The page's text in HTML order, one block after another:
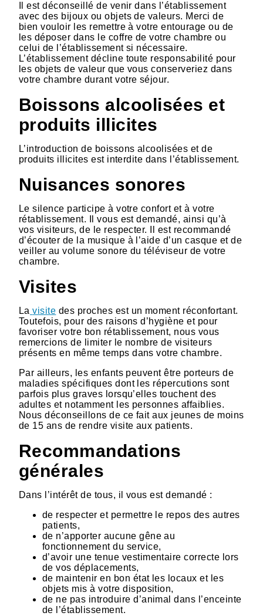
Il est déconseillé de venir dans l’établissement
avec des bijoux ou objets de valeurs. Merci de
bien vouloir les remettre à votre entourage ou de
les déposer dans le coffre de votre chambre ou
celui de l’établissement si nécessaire.
L’établissement décline toute responsabilité pour
les objets de valeur que vous conserveriez dans
votre chambre durant votre séjour.
Boissons alcoolisées et
produits illicites
L’introduction de boissons alcoolisées et de
produits illicites est interdite dans l’établissement.
Nuisances sonores
Le silence participe à votre confort et à votre
rétablissement. Il vous est demandé, ainsi qu’à
vos visiteurs, de le respecter. Il est recommandé
d’écouter de la musique à l’aide d’un casque et de
veiller au volume sonore du téléviseur de votre
chambre.
Visites
La visite des proches est un moment réconfortant.
Toutefois, pour des raisons d’hygiène et pour
favoriser votre bon rétablissement, nous vous
remercions de limiter le nombre de visiteurs
présents en même temps dans votre chambre.
Par ailleurs, les enfants peuvent être porteurs de
maladies spécifiques dont les répercutions sont
parfois plus graves lorsqu’elles touchent des
adultes et notamment les personnes affaiblies.
Nous déconseillons de ce fait aux jeunes de moins
de 15 ans de rendre visite aux patients.
Recommandations
générales
Dans l’intérêt de tous, il vous est demandé :
de respecter et permettre le repos des autres
patients,
de n’apporter aucune gêne au
fonctionnement du service,
d’avoir une tenue vestimentaire correcte lors
de vos déplacements,
de maintenir en bon état les locaux et les
objets mis à votre disposition,
de ne pas introduire d’animal dans l’enceinte
de l’établissement.